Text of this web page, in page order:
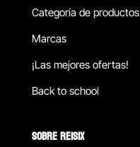
Categoría de productos
Marcas
¡Las mejores ofertas!
Back to school
SOBRE REISIX